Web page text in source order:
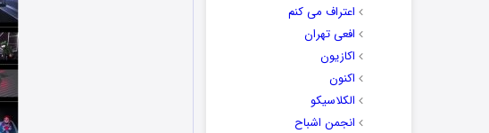
اعتراف می کنم
افعی تهران
اکازیون
اکنون
الکلاسیکو
انجمن اشباح